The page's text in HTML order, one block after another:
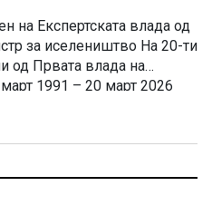
на Експертската влада од
за иселеништво На 20-ти
од Првата влада на
1991 – 20 март 2026
повод кога вообичаено се
од нивносо […]